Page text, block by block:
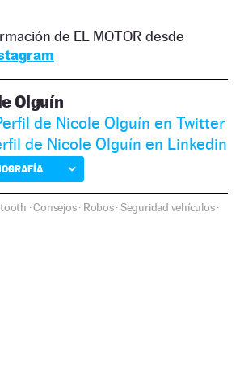
de EL MOTOR desde
Olguín
de Nicole Olguín en Twitter
de Nicole Olguín en Linkedin
·Consejos· Robos·Seguridad vehículos·